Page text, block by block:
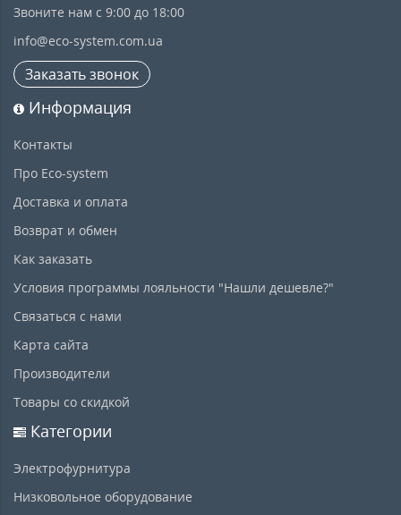
Звоните нам с 9:00 до 18:00
info@eco-system.com.ua
Заказать звонок
Информация
Контакты
Про Eco-system
Доставка и оплата
Возврат и обмен
Как заказать
Условия программы лояльности "Нашли дешевле?"
Связаться с нами
Карта сайта
Производители
Товары со скидкой
Категории
Электрофурнитура
Низковольное оборудование